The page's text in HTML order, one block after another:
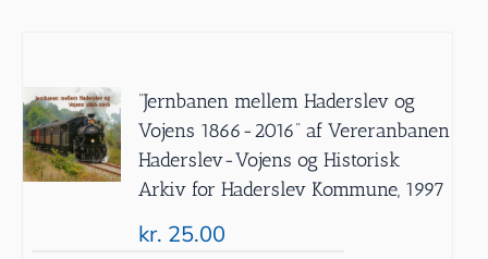
”Jernbanen mellem Haderslev og
Vojens 1866-2016” af Vereranbanen
Haderslev-Vojens og Historisk
Arkiv for Haderslev Kommune, 1997
kr. 25.00